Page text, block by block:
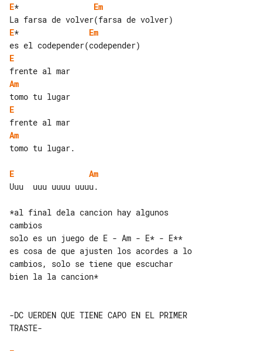
E* Em
E* Em
E
Am
E
Am
tomo tu lugar.
E
Am
Uuu  uuu uuuu uuuu.
*al final dela cancion hay algunos
cambios
solo es un juego de E - Am - E* - E**
es cosa de que ajusten los acordes a lo
cambios, solo se tiene que escuchar
bien la la cancion*
-DC UERDEN QUE TIENE CAPO EN EL PRIMER
TRASTE-